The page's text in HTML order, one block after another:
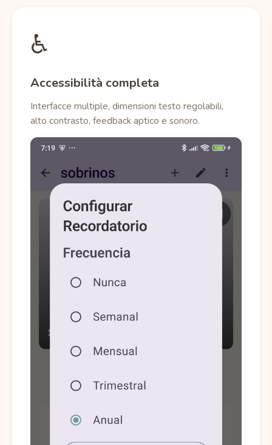
♿
Accessibilità completa
Interfacce multiple, dimensioni testo regolabili,
alto contrasto, feedback aptico e sonoro.